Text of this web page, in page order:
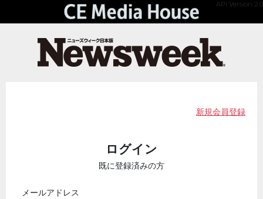
API Version 2.0
新規会員登録
ログイン
既に登録済みの方
メールアドレス